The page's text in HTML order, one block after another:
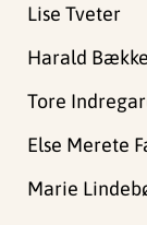
Lise Tveter
Harald
Tore
Else Merete
Marie